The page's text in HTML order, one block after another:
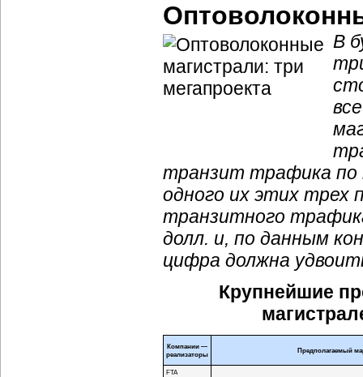
В
транзит трафика
одного их этих трех
транзитного
долл. и, по данным
цифра должна
Крупнейшие
Компании —
реализаторы
Предполагаемый
FTA